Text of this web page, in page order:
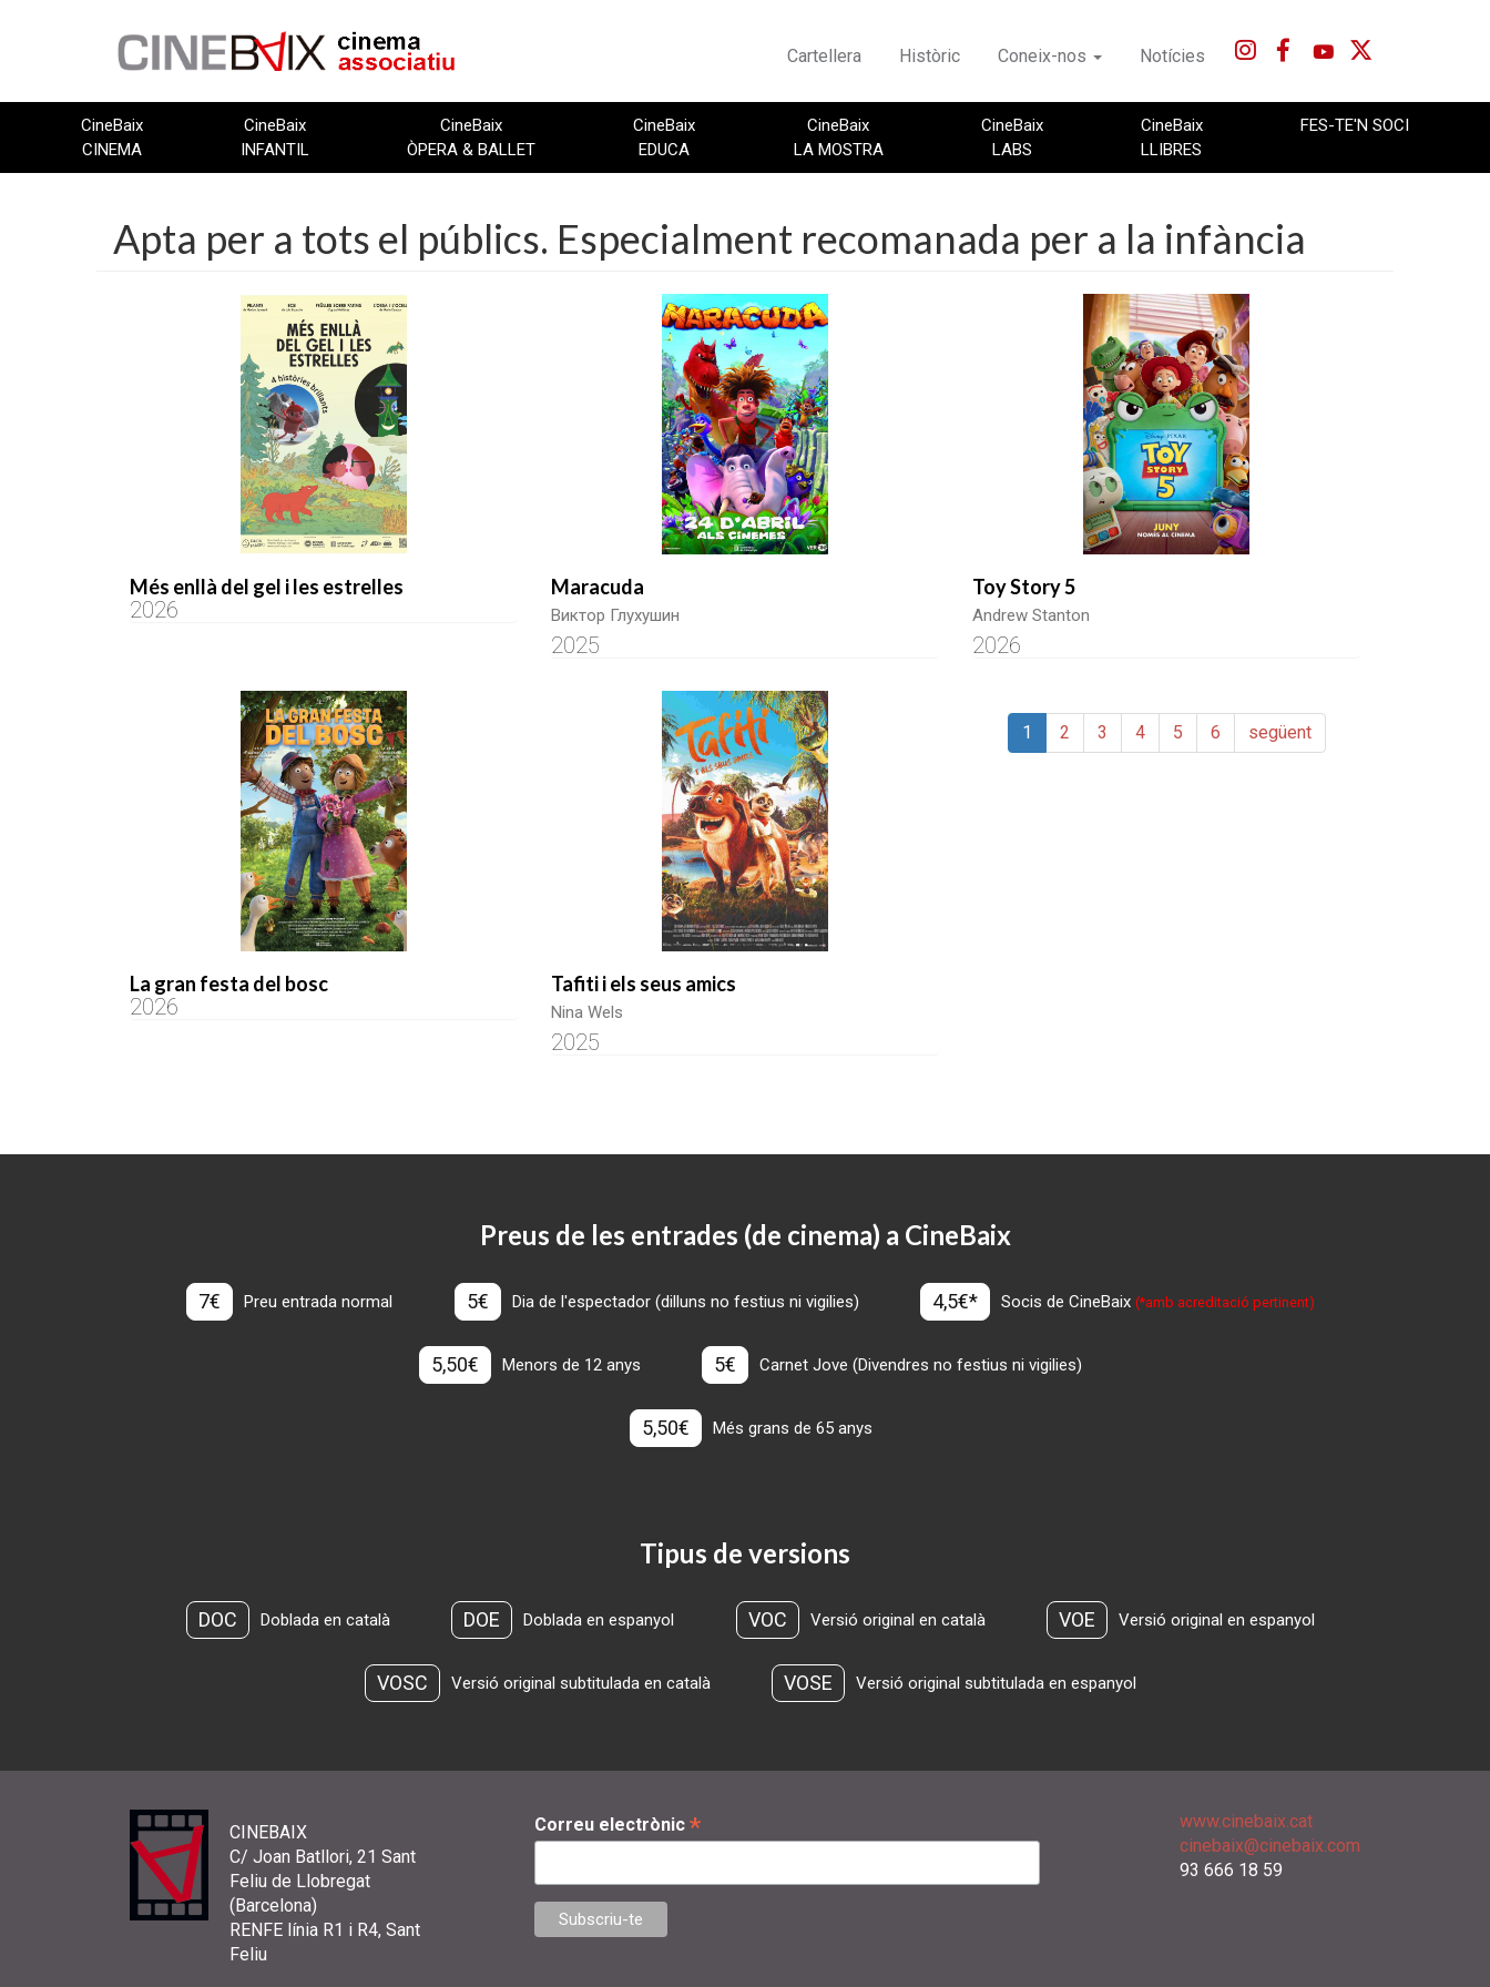
Cartellera Històric Coneix-nos Notícies
CineBaix
CINEMA
CineBaix
INFANTIL
CineBaix
ÒPERA & BALLET
CineBaix
EDUCA
CineBaix
LA MOSTRA
CineBaix
LABS
CineBaix
LLIBRES
FES-TE'N SOCI
Apta per a tots el públics. Especialment recomanada per a la infància
Més enllà del gel i les estrelles
2026
Maracuda
Виктор Глухушин
2025
Toy Story 5
Andrew Stanton
2026
La gran festa del bosc
2026
Tafiti i els seus amics
Nina Wels
2025
1 2 3 4 5 6 següent
Preus de les entrades (de cinema) a CineBaix
7€ Preu entrada normal 5€ Dia de l'espectador (dilluns no festius ni vigilies) 4,5€* Socis de CineBaix(*amb acreditació pertinent)
5,50€ Menors de 12 anys 5€ Carnet Jove (Divendres no festius ni vigilies)
5,50€ Més grans de 65 anys
Tipus de versions
DOC Doblada en català DOE Doblada en espanyol VOC Versió original en català VOE Versió original en espanyol
VOSC Versió original subtitulada en català VOSE Versió original subtitulada en espanyol
CINEBAIX
C/ Joan Batllori, 21 Sant
Feliu de Llobregat
(Barcelona)
RENFE línia R1 i R4, Sant
Feliu
Correu electrònic *
www.cinebaix.cat
cinebaix@cinebaix.com
93 666 18 59